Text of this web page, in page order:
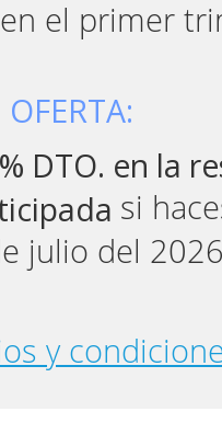
el primer
OFERTA:
DTO. en la
si
julio del
y